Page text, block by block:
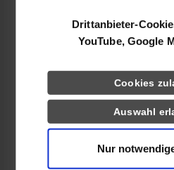
Drittanbieter-
YouTube, Google
Cookies
Auswahl
Nur
Stuttgart